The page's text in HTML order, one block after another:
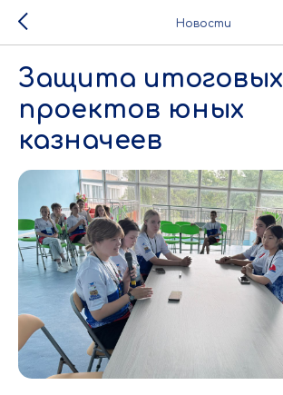
Новости
Защита итоговых
проектов юных
казначеев